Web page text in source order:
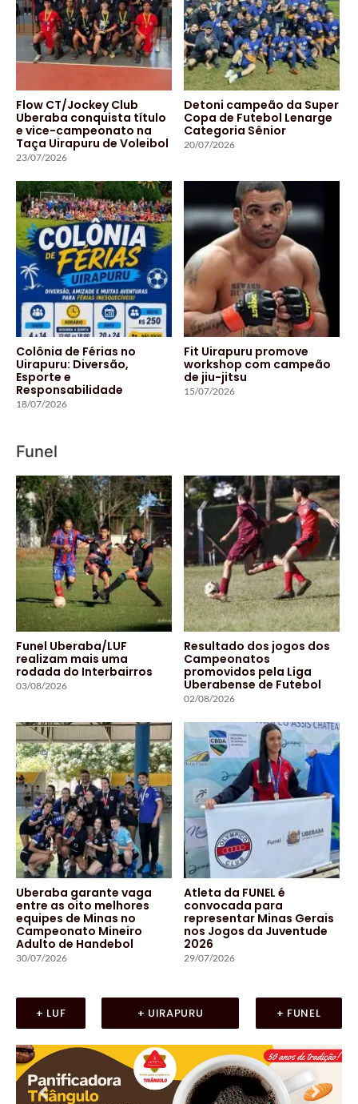
Flow CT/Jockey Club
Uberaba conquista título
e vice-campeonato na
Taça Uirapuru de Voleibol
23/07/2026
Detoni campeão da Super
Copa de Futebol Lenarge
Categoria Sênior
20/07/2026
Colônia de Férias no
Uirapuru: Diversão,
Esporte e
Responsabilidade
18/07/2026
Fit Uirapuru promove
workshop com campeão
de jiu-jitsu
15/07/2026
Funel
Funel Uberaba/LUF
realizam mais uma
rodada do Interbairros
03/08/2026
Resultado dos jogos dos
Campeonatos
promovidos pela Liga
Uberabense de Futebol
02/08/2026
Uberaba garante vaga
entre as oito melhores
equipes de Minas no
Campeonato Mineiro
Adulto de Handebol
30/07/2026
Atleta da FUNEL é
convocada para
representar Minas Gerais
nos Jogos da Juventude
2026
29/07/2026
+ LUF + UIRAPURU + FUNEL